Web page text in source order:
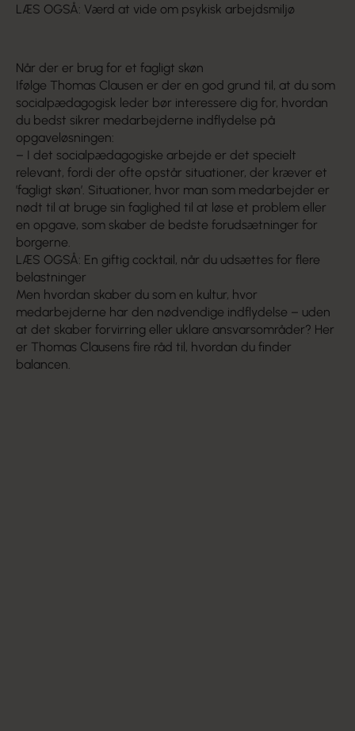
LÆS OGSÅ: Værd at vide om psykisk arbejdsmiljø
Når der er brug for et fagligt skøn
Ifølge Thomas Clausen er der en god grund til, at du som
socialpædagogisk leder bør interessere dig for, hvordan
du bedst sikrer medarbejderne indflydelse på
opgaveløsningen:
– I det socialpædagogiske arbejde er det specielt
relevant, fordi der ofte opstår situationer, der kræver et
’fagligt skøn’. Situationer, hvor man som medarbejder er
nødt til at bruge sin faglighed til at løse et problem eller
en opgave, som skaber de bedste forudsætninger for
borgerne.
LÆS OGSÅ: En giftig cocktail, når du udsættes for flere
belastninger
Men hvordan skaber du som en kultur, hvor
medarbejderne har den nødvendige indflydelse – uden
at det skaber forvirring eller uklare ansvarsområder? Her
er Thomas Clausens fire råd til, hvordan du finder
balancen.